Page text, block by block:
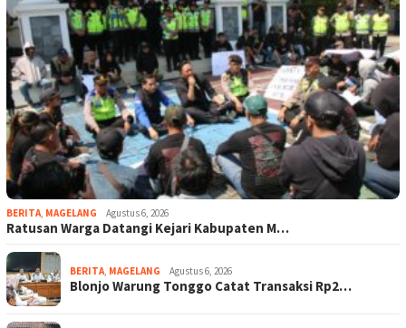
BERITA, MAGELANG Agustus 6, 2026
Ratusan Warga Datangi Kejari Kabupaten M…
BERITA, MAGELANG Agustus 6, 2026
Blonjo Warung Tonggo Catat Transaksi Rp2…